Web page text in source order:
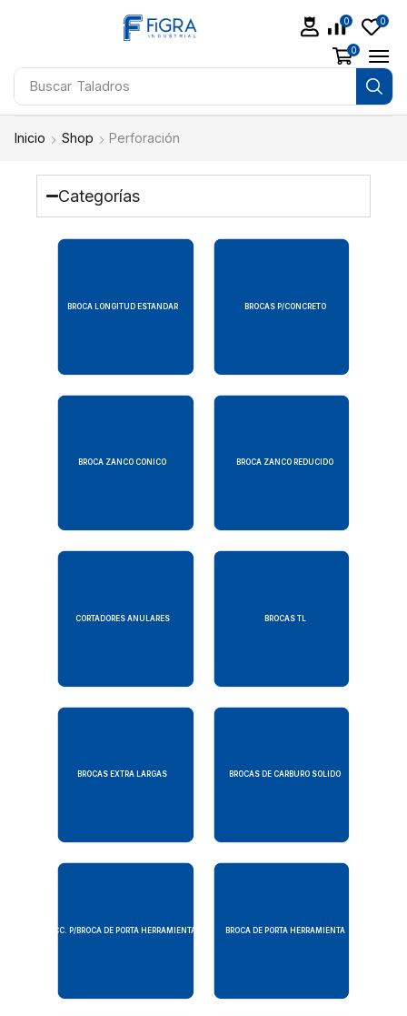
Buscar Soldadoras
0 0
0
Inicio Shop Perforación
Categorías
BROCA LONGITUD ESTANDAR BROCAS P/CONCRETO
BROCA ZANCO CONICO BROCA ZANCO REDUCIDO
CORTADORES ANULARES BROCAS TL
BROCAS EXTRA LARGAS BROCAS DE CARBURO SOLIDO
ACC. P/BROCA DE PORTA HERRAMIENTA BROCA DE PORTA HERRAMIENTA